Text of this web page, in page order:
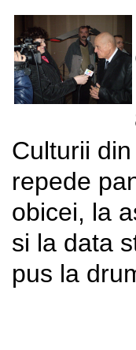
Culturii
repede
obicei, la
si la data
pus la